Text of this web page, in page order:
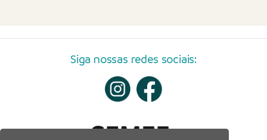
Siga nossas redes sociais: